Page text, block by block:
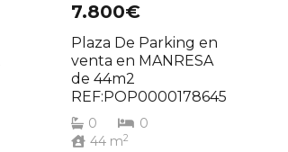
7.800€
Plaza De Parking en
venta en MANRESA
de 44m2
REF:POP0000178645
0
0
44 m2